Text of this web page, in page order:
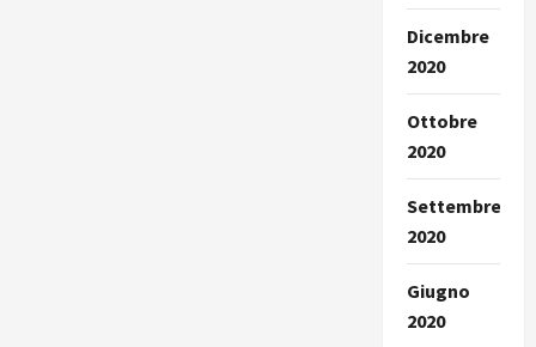
Dicembre
2020
Ottobre
2020
Settembre
2020
Giugno
2020